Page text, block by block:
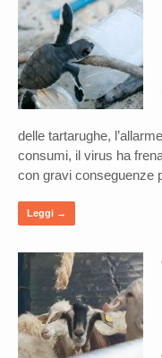
delle tartarughe,
consumi, il virus ha
con gravi conseguenze
Leggi →